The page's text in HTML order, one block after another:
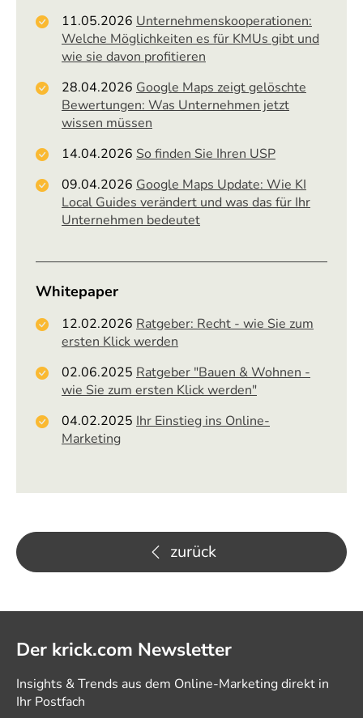
11.05.2026 Unternehmenskooperationen:
Welche Möglichkeiten es für KMUs gibt und
wie sie davon profitieren
28.04.2026 Google Maps zeigt gelöschte
Bewertungen: Was Unternehmen jetzt
wissen müssen
14.04.2026 So finden Sie Ihren USP
09.04.2026 Google Maps Update: Wie KI
Local Guides verändert und was das für Ihr
Unternehmen bedeutet
Whitepaper
12.02.2026 Ratgeber: Recht - wie Sie zum
ersten Klick werden
02.06.2025 Ratgeber "Bauen & Wohnen -
wie Sie zum ersten Klick werden"
04.02.2025 Ihr Einstieg ins Online-
Marketing
zurück
Der krick.com Newsletter
Insights & Trends aus dem Online-Marketing direkt in
Ihr Postfach